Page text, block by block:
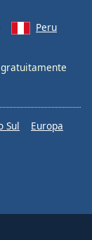
Peru
Sul
Europa